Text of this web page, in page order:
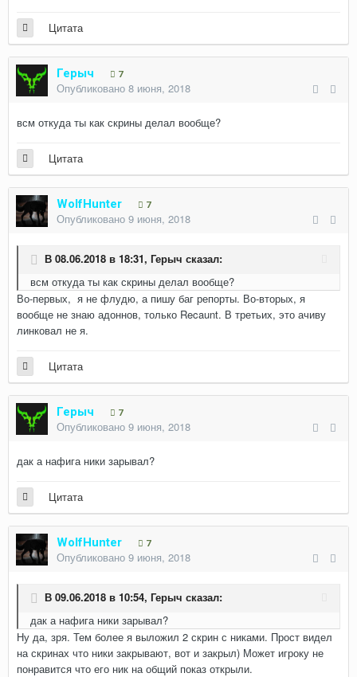
Цитата
Герыч 7
Опубликовано 8 июня, 2018
всм откуда ты как скрины делал вообще?
Цитата
WolfHunter 7
Опубликовано 9 июня, 2018
В 08.06.2018 в 18:31, Герыч сказал:
всм откуда ты как скрины делал вообще?
Во-первых, я не флудю, а пишу баг репорты. Во-вторых, я
вообще не знаю адоннов, только Recaunt. В третьих, это ачиву
линковал не я.
Цитата
Герыч 7
Опубликовано 9 июня, 2018
дак а нафига ники зарывал?
Цитата
WolfHunter 7
Опубликовано 9 июня, 2018
В 09.06.2018 в 10:54, Герыч сказал:
дак а нафига ники зарывал?
Ну да, зря. Тем более я выложил 2 скрин с никами. Прост видел
на скринах что ники закрывают, вот и закрыл) Может игроку не
понравится что его ник на общий показ открыли.